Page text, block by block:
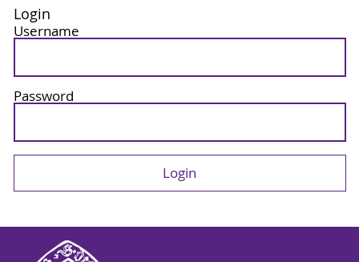
Login
Username
Password